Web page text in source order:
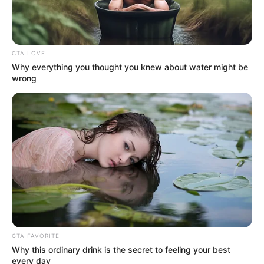
MANTÉNGASE EN ALERTA
Tenemos todas las noticias que le
favor, active las notificaciones de Alerta.
ACTIVAR AHORA
TEMAS DESTACADOS
CIERRES VIALES EN BUCARAMANGA
TRANSVERSAL DEL CARARE
FLORIDABLANCA
LLUVIAS EN SANTANDER
CIERRES VIALES EN SANTANDER
CTA LOVE
Why everything you thought you knew about water might be
wrong
CTA FAVORITE
Why this ordinary drink is the secret to feeling your best
every day